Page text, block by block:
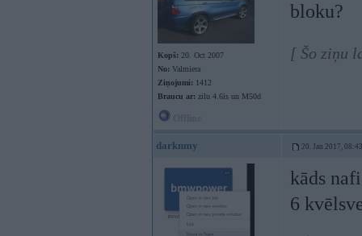
Kopš: 20. Oct 2007
No: Valmiera
Ziņojumi: 1412
Braucu ar: zilu 4.6is un M50d
bloku?
[ Šo ziņu
darknmy 20. Jan 2017, 08:43
kāds
6